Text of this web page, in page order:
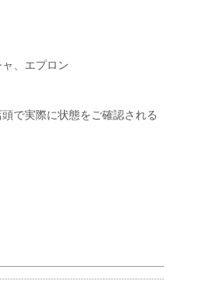
、エプロン
で実際に状態をご確認される